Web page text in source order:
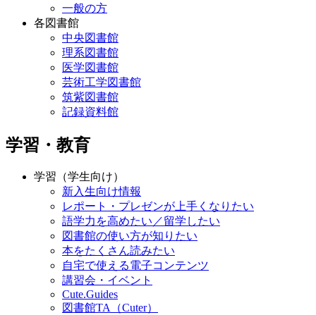
一般の方
各図書館
中央図書館
理系図書館
医学図書館
芸術工学図書館
筑紫図書館
記録資料館
学習・教育
学習（学生向け）
新入生向け情報
レポート・プレゼンが上手くなりたい
語学力を高めたい／留学したい
図書館の使い方が知りたい
本をたくさん読みたい
自宅で使える電子コンテンツ
講習会・イベント
Cute.Guides
図書館TA（Cuter）